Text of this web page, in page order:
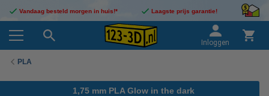
Vandaag besteld morgen in huis!* Laagste prijs garantie!
Inloggen
PLA
1,75 mm PLA Glow in the dark